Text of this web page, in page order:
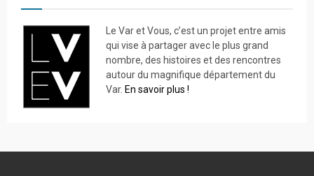
Le Var et Vous, c’est un projet entre amis
qui vise à partager avec le plus grand
nombre, des histoires et des rencontres
autour du magnifique département du
Var. En savoir plus !